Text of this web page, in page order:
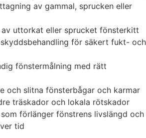
av gammal, sprucken eller
uttorkat eller sprucket fönsterkitt
för säkert fukt- och
fönstermålning med rätt
och slitna fönsterbågar och karmar
träskador och lokala rötskador
förlänger fönstrens livslängd och
tid